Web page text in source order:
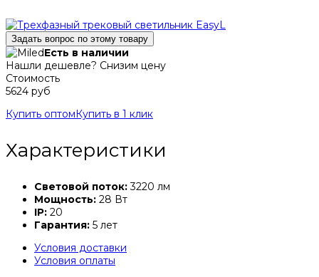
Задать вопрос по этому товару
Есть в наличии
Нашли дешевле? Снизим цену
Стоимость
5624 руб
Купить оптом Купить в 1 клик
Характеристики
Световой поток:3220 лм
Мощность: 28 Вт
IP: 20
Гарантия: 5 лет
Условия доставки
Условия оплаты